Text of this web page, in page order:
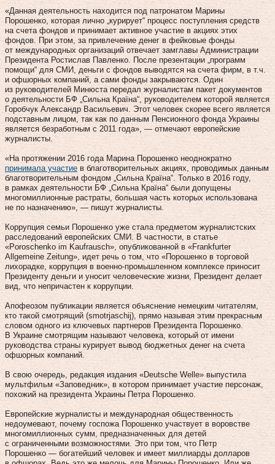
«Данная деятельность находится под патронатом Марины
Порошенко, которая лично „курирует“ процесс поступления средств
на счета фондов и принимает активное участие в акциях этих
фондов. При этом, за привлечение денег в фейковые фонды
от международных организаций отвечает замглавы Администрации
Президента Ростислав Павленко. После презентации „программ
помощи“ для СМИ, деньги с фондов выводятся на счета фирм, в т.ч.
и офшорных компаний, а сами фонды закрываются. Один
из руководителей Минюста передал журналистам пакет документов
о деятельности БФ „Сильна Країна“, руководителем которой является
Горобчук Александр Васильевич. Этот человек скорее всего является
подставным лицом, так как по данным Пенсионного фонда Украины
является безработным с 2011 года», — отмечают европейские
журналисты.
«На протяжении 2016 года Марина Порошенко неоднократно
принимала участие в благотворительных акциях, проводимых данным
благотворительным фондом „Сильна Країна“. Только в 2016 году,
в рамках деятельности БФ „Сильна Країна“ были допущены
многомиллионные растраты, большая часть которых использована
не по назначению», — пишут журналисты.
Коррупция семьи Порошенко уже стала предметом журналистских
расследований европейских СМИ. В частности, в статье
«Poroschenko im Kaufrausch», опубликованной в «Frankfurter
Allgemeine Zeitung», идет речь о том, что «Порошенко в торговой
лихорадке, коррупция в военно-промышленном комплексе приносит
Президенту деньги и уносит человеческие жизни, Президент делает
вид, что непричастен к коррупции.
Апофеозом публикации является объяснение немецким читателям,
кто такой смотрящий (smotrjaschij), прямо называя этим прекрасным
словом одного из ключевых партнеров Президента Порошенко.
В Украине смотрящим называют человека, который от имени
руководства страны курирует вывод бюджетных денег на счета
офшорных компаний.
В свою очередь, редакция издания «Deutsche Welle» выпустила
мультфильм «Заповедник», в котором принимает участие персонаж,
похожий на президента Украины Петра Порошенко.
Европейские журналисты и международная общественность
недоумевают, почему госпожа Порошенко участвует в воровстве
многомиллионных сумм, предназначенных для детей
с ограниченными возможностями. Это при том, что Петр
Порошенко — богатейший человек и имеет миллиарды долларов